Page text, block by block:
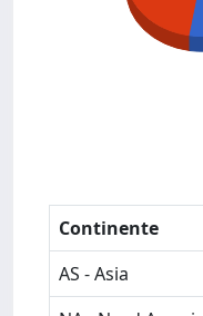
Continente
AS - Asia